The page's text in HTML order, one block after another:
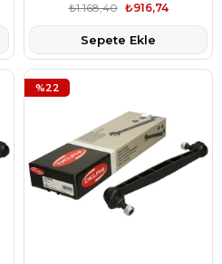
₺916,74
₺1.168,40
Sepete Ekle
%22